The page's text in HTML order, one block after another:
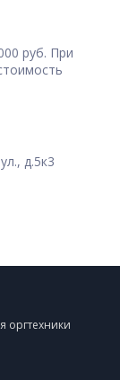
руб. При
д.5к3
оргтехники